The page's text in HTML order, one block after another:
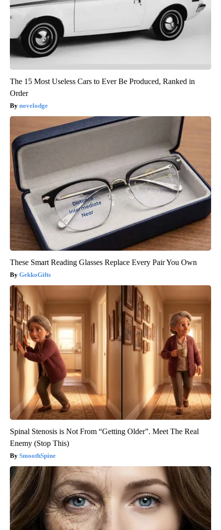
The 15 Most Useless Cars to Ever Be Produced, Ranked in
Order
novelodge
These Smart Reading Glasses Replace Every Pair You Own
GekkoGifts
Spinal Stenosis is Not From “Getting Older”. Meet The Real
Enemy (Stop This)
SmoothSpine